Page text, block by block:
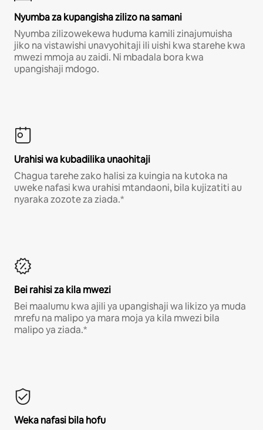
Nyumba za kupangisha zilizo na samani
Nyumba zilizowekewa huduma kamili zinajumuisha
jiko na vistawishi unavyohitaji ili uishi kwa starehe kwa
mwezi mmoja au zaidi. Ni mbadala bora kwa
upangishaji mdogo.
Urahisi wa kubadilika unaohitaji
Chagua tarehe zako halisi za kuingia na kutoka na
uweke nafasi kwa urahisi mtandaoni, bila kujizatiti au
nyaraka zozote za ziada.*
Bei rahisi za kila mwezi
Bei maalumu kwa ajili ya upangishaji wa likizo ya muda
mrefu na malipo ya mara moja ya kila mwezi bila
malipo ya ziada.*
Weka nafasi bila hofu